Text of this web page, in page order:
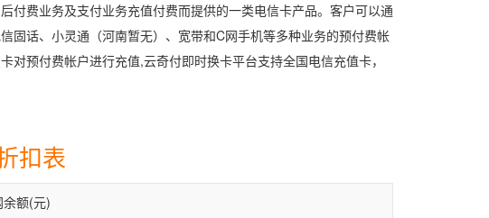
付费业务及支付业务充值付费而提供的一类电信卡产品。客户可以通
固话、小灵通（河南暂无）、宽带和C网手机等多种业务的预付费帐
预付费帐户进行充值,云奇付即时换卡平台支持全国电信充值卡，
扣表
额(元)